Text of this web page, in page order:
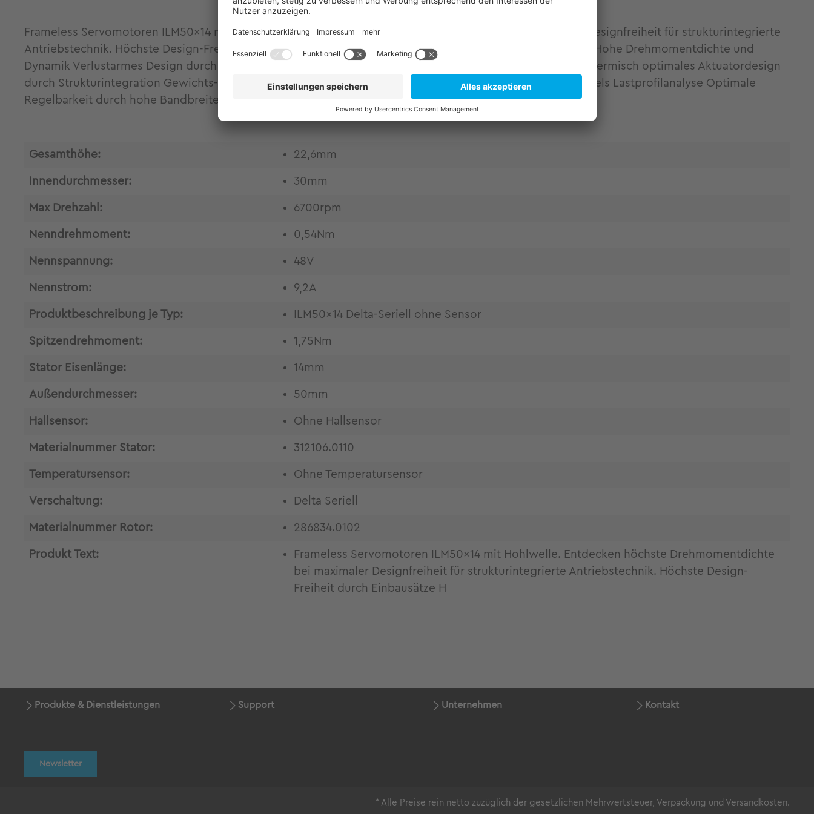
Frameless Servomotoren ILM50x14 mit Hohlwelle. Entdecken höchste Drehmomentdichte bei maximaler Designfreiheit für strukturintegrierte
Antriebstechnik. Höchste Design-Freiheit durch Einbausätze Hohlwellenfähigkeit Kleinspannung 12V - 48V Hohe Drehmomentdichte und
Dynamik Verlustarmes Design durch höchsten Kupferfüllfaktor mittels orthozyklischer Einzelpolwicklung Thermisch optimales Aktuatordesign
durch Strukturintegration Gewichts- und bauraumoptimiertes Antriebsdesign durch Systemauslegung mittels Lastprofilanalyse Optimale
Regelbarkeit durch hohe Bandbreite und niedrigsten Oberwellenanteil
Gesamthöhe: 22,6mm
Innendurchmesser: 30mm
Max Drehzahl: 6700rpm
Nenndrehmoment: 0,54Nm
Nennspannung: 48V
Nennstrom: 9,2A
Produktbeschreibung je Typ: ILM50x14 Delta-Seriell ohne Sensor
Spitzendrehmoment: 1,75Nm
Stator Eisenlänge: 14mm
Außendurchmesser: 50mm
Hallsensor: Ohne Hallsensor
Materialnummer Stator: 312106.0110
Temperatursensor: Ohne Temperatursensor
Verschaltung: Delta Seriell
Materialnummer Rotor: 286834.0102
Produkt Text:
Frameless Servomotoren ILM50x14 mit Hohlwelle. Entdecken höchste Drehmomentdichte
bei maximaler Designfreiheit für strukturintegrierte Antriebstechnik. Höchste Design-
Freiheit durch Einbausätze H
Produkte & Dienstleistungen Support Unternehmen Kontakt
Newsletter
* Alle Preise rein netto zuzüglich der gesetzlichen Mehrwertsteuer, Verpackung und Versandkosten.